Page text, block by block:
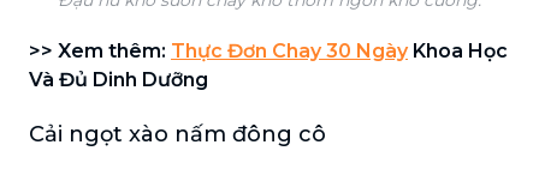
>> Xem thêm: Thực Đơn Chay 30 NgàyKhoa Học
Và Đủ Dinh Dưỡng
Cải ngọt xào nấm đông cô